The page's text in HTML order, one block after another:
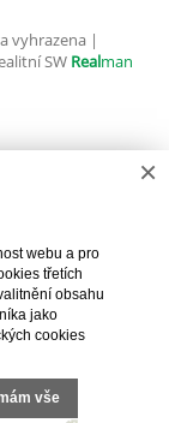
vyhrazena |
SW Realman
×
webu a pro
třetích
obsahu
jako
cookies
vše